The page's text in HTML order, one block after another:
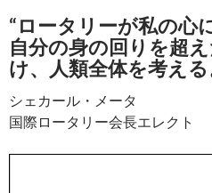
“ロータリーが私の心
自分の身の回りを超
け、人類全体を考え
シェカール・メータ
国際ロータリー会長エレクト